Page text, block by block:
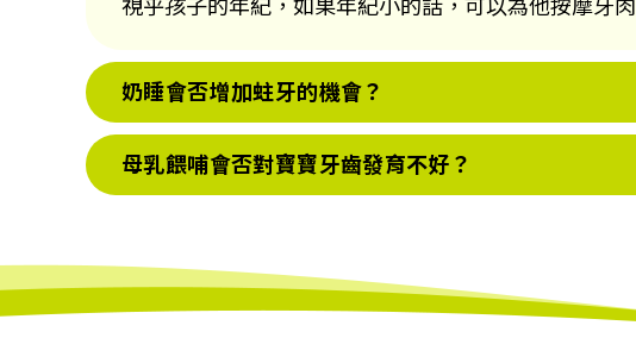
視乎孩子的年紀，如果年紀小的話，可以為他按摩牙肉
奶睡會否增加蛀牙的機會？
母乳餵哺會否對寶寶牙齒發育不好？